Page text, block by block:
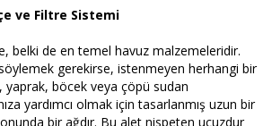
ve Filtre Sistemi
belki de en temel havuz malzemeleridir.
gerekirse, istenmeyen herhangi bir
yaprak, böcek veya çöpü sudan
yardımcı olmak için tasarlanmış uzun bir
bir ağdır. Bu alet nispeten ucuzdur